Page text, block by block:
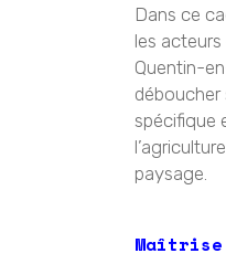
Dans ce
les
Quentin-
déboucher
spécifique
paysage.